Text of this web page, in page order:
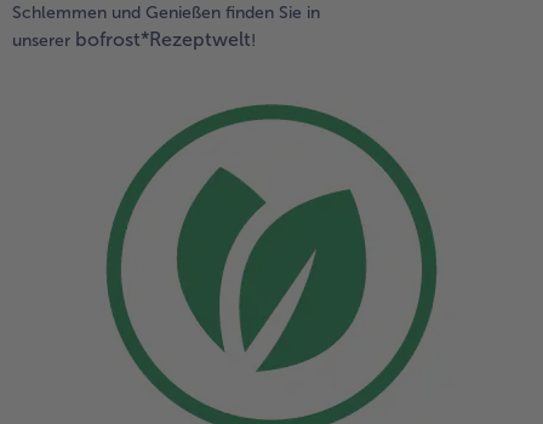
Schlemmen und Genießen finden Sie in
unserer bofrost*Rezeptwelt!